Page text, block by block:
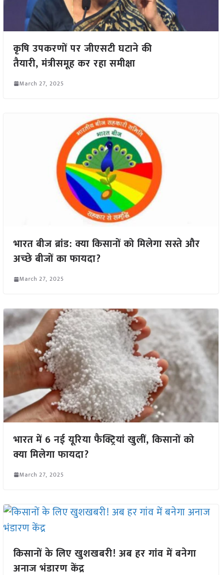
कृषि उपकरणों पर जीएसटी घटाने की
तैयारी, मंत्रीसमूह कर रहा समीक्षा
March 27, 2025
भारत बीज ब्रांड: क्या किसानों को मिलेगा सस्ते और
अच्छे बीजों का फायदा?
March 27, 2025
भारत में 6 नई यूरिया फैक्ट्रियां खुलीं, किसानों को
क्या मिलेगा फायदा?
March 27, 2025
किसानों के लिए खुशखबरी! अब हर गांव में बनेगा
अनाज भंडारण केंद्र